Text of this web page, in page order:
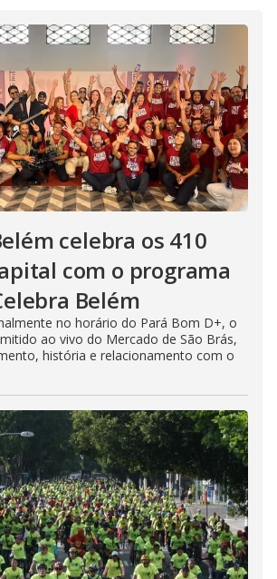
celebra os 410
com o programa
Belém
no horário do Pará Bom D+, o
ao vivo do Mercado de São Brás,
história e relacionamento com o